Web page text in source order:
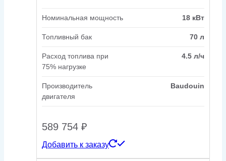
Номинальная мощность 18 кВт
Топливный бак 70 л
Расход топлива при
75% нагрузке
4.5 л/ч
Производитель
двигателя
Baudouin
589 754 ₽
Добавить к заказу